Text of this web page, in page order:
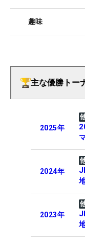
趣味
主な優勝トー
2025年
2024年
2023年